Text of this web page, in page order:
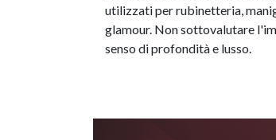
utilizzati per rubinetteria,
glamour. Non sottovalutare
senso di profondità e lusso.